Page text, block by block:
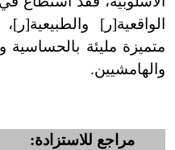
الواقعية[ر]
متميزة مليئة بالحساسية
والهامشيين.
مراجع للاستزادة: